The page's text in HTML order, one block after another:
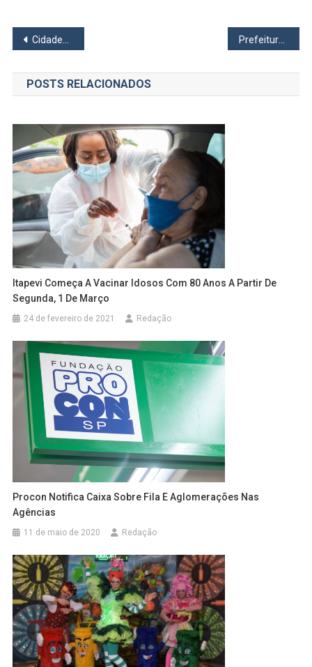
Navegação
de
Post
Cidades do CIOESTE se destacam na Geração de Empregos Formais em São Paulo
POSTS RELACIONADOS
Itapevi Começa A Vacinar Idosos Com 80 Anos A Partir De
Segunda, 1 De Março
24 de fevereiro de 2021 Redação
Procon Notifica Caixa Sobre Fila E Aglomerações Nas
Agências
11 de maio de 2020 Redação